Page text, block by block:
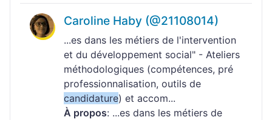
Caroline Haby (@21108014)
...es dans les métiers de l'intervention
et du développement social" - Ateliers
méthodologiques (compétences, pré
professionnalisation, outils de
candidature) et accom...
À propos: ...es dans les métiers de